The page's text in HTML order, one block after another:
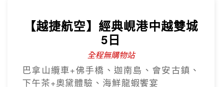
【越捷航空】經典峴港中越雙城
5日
全程無購物站
巴拿山纜車+佛手橋、迦南島、會安古鎮、
下午茶+奧黛體驗、海鮮龍蝦饗宴